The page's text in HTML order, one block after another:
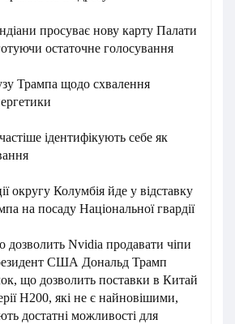
просуває нову карту Палати
остаточне голосування
Трампа щодо схвалення
ідентифікують себе як
округу Колумбія йде у відставку
на посаду Національної гвардії
дозволить Nvidia продавати чіпи
США Дональд Трамп
що дозволить поставки в Китай
H200, які не є найновішими,
достатні можливості для